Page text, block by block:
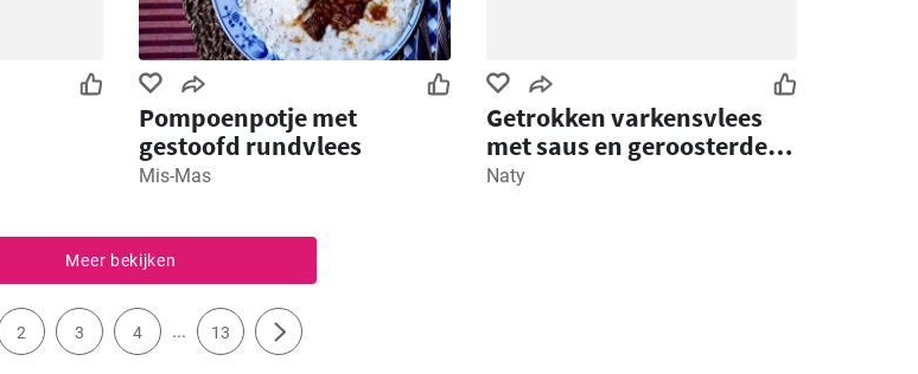
Pompoenpotje met
gestoofd rundvlees
Mis-Mas
Getrokken varkensvlees
met saus en geroosterde
aardappelschijfjes
Naty
Meer bekijken
2 3 4 ... 13